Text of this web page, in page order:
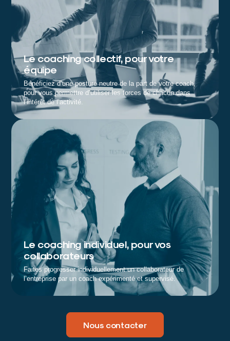
Le coaching collectif, pour votre
équipe
Bénéficiez d’une posture neutre de la part de votre coach,
pour vous permettre d’utiliser les forces de chacun dans
l’intérêt de l’activité.
Le coaching individuel, pour vos
collaborateurs
Faites progresser individuellement un collaborateur de
l’entreprise par un coach expérimenté et supervisé.
Nous contacter